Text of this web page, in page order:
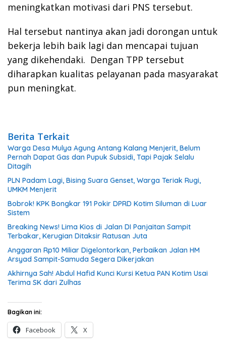
meningkatkan motivasi dari PNS tersebut.
Hal tersebut nantinya akan jadi dorongan untuk
bekerja lebih baik lagi dan mencapai tujuan
yang dikehendaki. Dengan TPP tersebut
diharapkan kualitas pelayanan pada masyarakat
pun meningkat.
Berita Terkait
Warga Desa Mulya Agung Antang Kalang Menjerit, Belum
Pernah Dapat Gas dan Pupuk Subsidi, Tapi Pajak Selalu
Ditagih
PLN Padam Lagi, Bising Suara Genset, Warga Teriak Rugi,
UMKM Menjerit
Bobrok! KPK Bongkar 191 Pokir DPRD Kotim Siluman di Luar
Sistem
Breaking News! Lima Kios di Jalan DI Panjaitan Sampit
Terbakar, Kerugian Ditaksir Ratusan Juta
Anggaran Rp10 Miliar Digelontorkan, Perbaikan Jalan HM
Arsyad Sampit-Samuda Segera Dikerjakan
Akhirnya Sah! Abdul Hafid Kunci Kursi Ketua PAN Kotim Usai
Terima SK dari Zulhas
Bagikan ini:
Facebook X